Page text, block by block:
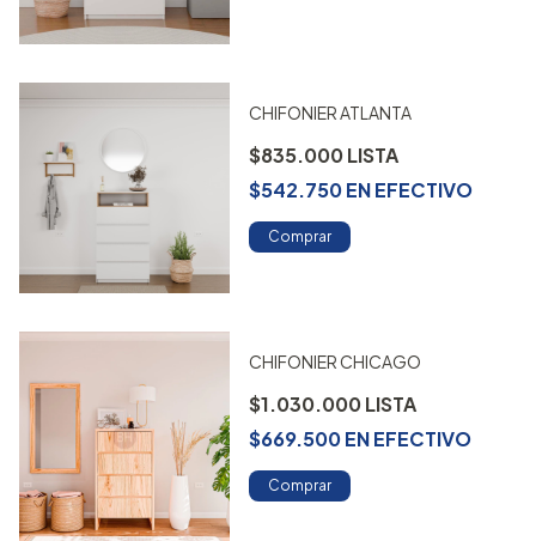
CHIFONIER ATLANTA
$835.000
$542.750ENEFECTIVO
Comprar
CHIFONIER CHICAGO
$1.030.000
$669.500ENEFECTIVO
Comprar